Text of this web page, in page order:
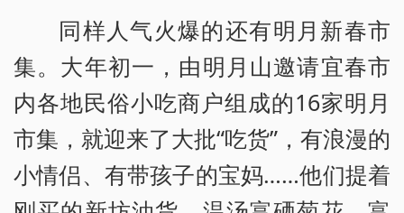
同样人气火爆的还有明月新春市
集。大年初一，由明月山邀请宜春市
内各地民俗小吃商户组成的16家明月
市集，就迎来了大批“吃货”，有浪漫的
小情侣、有带孩子的宝妈……他们提着